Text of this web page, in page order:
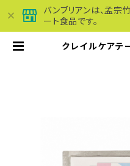
バンブリアンは、孟宗
ート食品です。
クレイルケア